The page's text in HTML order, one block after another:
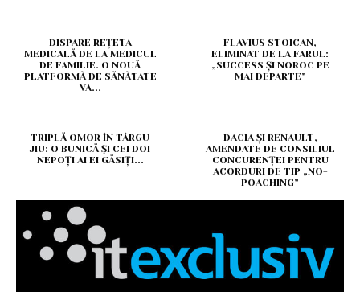
DISPARE REȚETA
MEDICALĂ DE LA MEDICUL
DE FAMILIE. O NOUĂ
PLATFORMĂ DE SĂNĂTATE
VA...
FLAVIUS STOICAN,
ELIMINAT DE LA FARUL:
„SUCCESS ȘI NOROC PE
MAI DEPARTE”
TRIPLĂ OMOR ÎN TÂRGU
JIU: O BUNICĂ ȘI CEI DOI
NEPOȚI AI EI GĂSIȚI...
DACIA ȘI RENAULT,
AMENDATE DE CONSILIUL
CONCURENȚEI PENTRU
ACORDURI DE TIP „NO-
POACHING”